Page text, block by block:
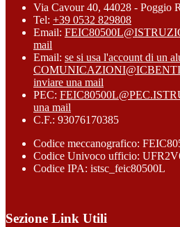
Via Cavour 40, 44028 - Poggio
Tel: +39 0532 829808
Email:
mail
Email: se si usa l'account di un
inviare una mail
PEC:
una mail
C.F.: 93076170385
Codice meccanografico:
Codice Univoco ufficio:
Codice IPA: istsc_feic80500L
Sezione Link Utili